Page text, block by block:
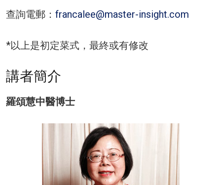
查詢電郵： francalee@master-insight.com
*以上是初定菜式，最終或有修改
講者簡介
羅頌慧中醫博士